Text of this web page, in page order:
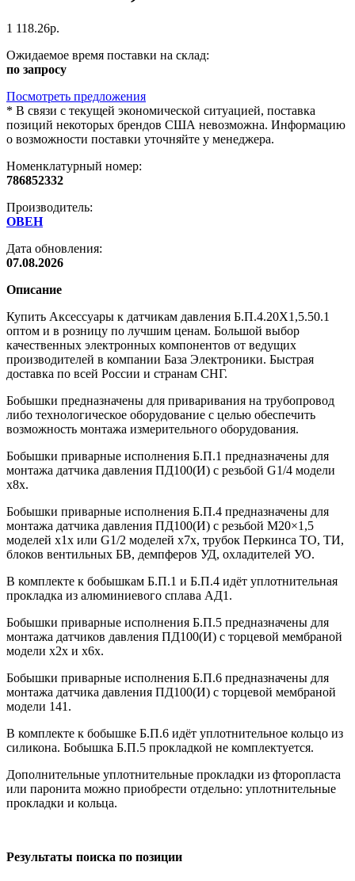
1 118.26р.
Ожидаемое время поставки на склад:
по запросу
Посмотреть предложения
* В связи с текущей экономической ситуацией, поставка
позиций некоторых брендов США невозможна. Информацию
о возможности поставки уточняйте у менеджера.
Номенклатурный номер:
786852332
Производитель:
ОВЕН
Дата обновления:
07.08.2026
Описание
Купить Аксессуары к датчикам давления Б.П.4.20Х1,5.50.1
оптом и в розницу по лучшим ценам. Большой выбор
качественных электронных компонентов от ведущих
производителей в компании База Электроники. Быстрая
доставка по всей России и странам СНГ.
Бобышки предназначены для приваривания на трубопровод
либо технологическое оборудование с целью обеспечить
возможность монтажа измерительного оборудования.
Бобышки приварные исполнения Б.П.1 предназначены для
монтажа датчика давления ПД100(И) с резьбой G1/4 модели
х8х.
Бобышки приварные исполнения Б.П.4 предназначены для
монтажа датчика давления ПД100(И) с резьбой М20×1,5
моделей х1х или G1/2 моделей х7х, трубок Перкинса ТО, ТИ,
блоков вентильных БВ, демпферов УД, охладителей УО.
В комплекте к бобышкам Б.П.1 и Б.П.4 идёт уплотнительная
прокладка из алюминиевого сплава АД1.
Бобышки приварные исполнения Б.П.5 предназначены для
монтажа датчиков давления ПД100(И) с торцевой мембраной
модели х2х и х6х.
Бобышки приварные исполнения Б.П.6 предназначены для
монтажа датчика давления ПД100(И) с торцевой мембраной
модели 141.
В комплекте к бобышке Б.П.6 идёт уплотнительное кольцо из
силикона. Бобышка Б.П.5 прокладкой не комплектуется.
Дополнительные уплотнительные прокладки из фторопласта
или паронита можно приобрести отдельно: уплотнительные
прокладки и кольца.
Результаты поиска по позиции